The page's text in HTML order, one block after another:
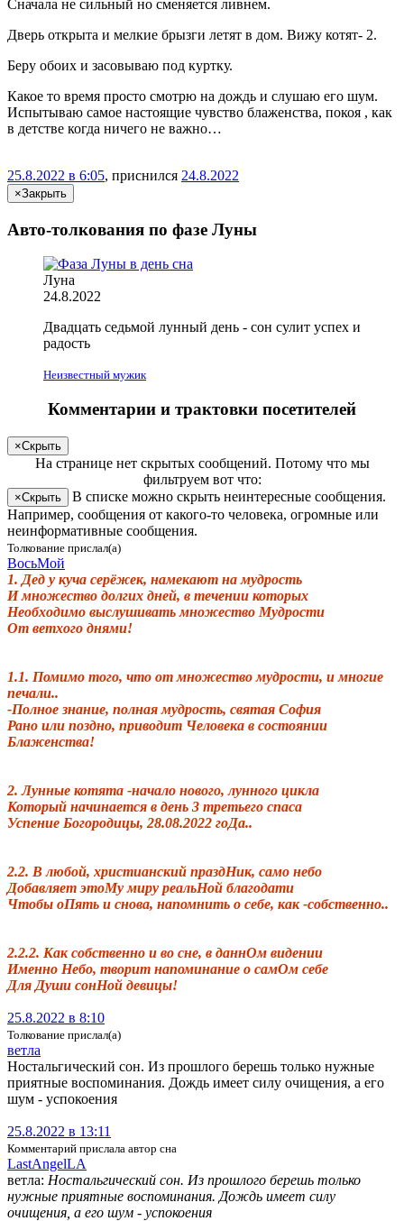
Сначала не сильный но сменяется ливнем.
Дверь открыта и мелкие брызги летят в дом. Вижу котят- 2.
Беру обоих и засовываю под куртку.
Какое то время просто смотрю на дождь и слушаю его шум.
Испытываю самое настоящие чувство блаженства, покоя , как
в детстве когда ничего не важно…
25.8.2022 в 6:05, приснился 24.8.2022
×Закрыть
Авто-толкования по фазе Луны
Луна
24.8.2022
Двадцать седьмой лунный день - сон сулит успех и
радость
Неизвестный мужик
Комментарии и трактовки посетителей
×Скрыть
На странице нет скрытых сообщений. Потому что мы
фильтруем вот что:
×Скрыть
В списке можно скрыть неинтересные сообщения.
Например, сообщения от какого-то человека, огромные или
неинформативные сообщения.
Толкование прислал(а)
ВосьМой
1. Дед у куча серёжек, намекают на мудрость
И множество долгих дней, в течении которых
Необходимо выслушивать множество Мудрости
От ветхого днями!
1.1. Помимо того, что от множество мудрости, и многие
печали..
-Полное знание, полная мудрость, святая София
Рано или поздно, приводит Человека в состоянии
Блаженства!
2. Лунные котята -начало нового, лунного цикла
Который начинается в день 3 третьего спаса
Успение Богородицы, 28.08.2022 гоДа..
2.2. В любой, христианский праздНик, само небо
Добавляет этоМу миру реальНой благодати
Чтобы оПять и снова, напомнить о себе, как -собственно..
2.2.2. Как собственно и во сне, в даннОм видении
Именно Небо, творит напоминание о самОм себе
Для Души сонНой девицы!
25.8.2022 в 8:10
Толкование прислал(а)
ветла
Ностальгический сон. Из прошлого берешь только нужные
приятные воспоминания. Дождь имеет силу очищения, а его
шум - успокоения
25.8.2022 в 13:11
Комментарий прислала автор сна
Las­tAngel­LA
ветла: Ностальгический сон. Из прошлого берешь только
нужные приятные воспоминания. Дождь имеет силу
очищения, а его шум - успокоения